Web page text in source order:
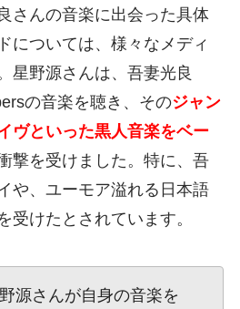
さんの音楽に出会った具体
については、様々なメディ
星野源さんは、吾妻光良
の音楽を聴き、そのジャン
ヴといった黒人音楽をベー
撃を受けました。特に、吾
や、ユーモア溢れる日本語
受けたとされています。
源さんが自身の音楽を